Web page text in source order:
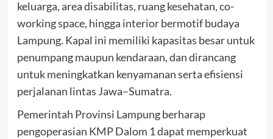
keluarga, area disabilitas, ruang kesehatan, co-
working space, hingga interior bermotif budaya
Lampung. Kapal ini memiliki kapasitas besar untuk
penumpang maupun kendaraan, dan dirancang
untuk meningkatkan kenyamanan serta efisiensi
perjalanan lintas Jawa–Sumatra.
Pemerintah Provinsi Lampung berharap
pengoperasian KMP Dalom 1 dapat memperkuat